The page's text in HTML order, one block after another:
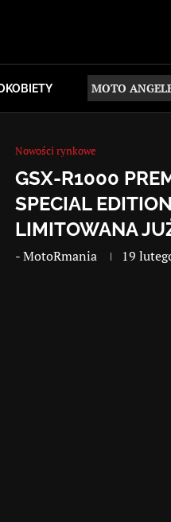
MOTO
Nowości rynkowe
GSX-R1000
SPECIAL
LIMITOWANA
-MotoRmania 19